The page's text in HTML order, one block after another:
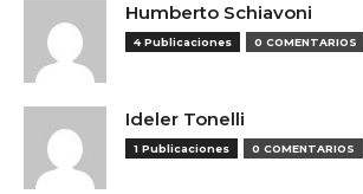
Humberto Schiavoni
4 Publicaciones 0 COMENTARIOS
Ideler Tonelli
1 Publicaciones 0 COMENTARIOS